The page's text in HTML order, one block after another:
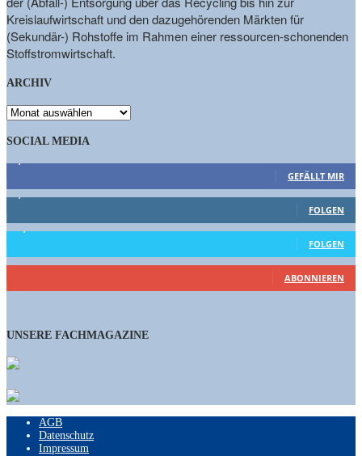
Kreislaufwirtschaft und den dazugehörenden Märkten für
(Sekundär-) Rohstoffe im Rahmen einer ressourcen-schonenden
Stoffstromwirtschaft.
ARCHIV
ARCHIV
SOCIAL MEDIA
GEFÄLLT MIR
1,662 Follower
FOLGEN
15,658 Follower
FOLGEN
460 Abonnenten
ABONNIEREN
UNSERE FACHMAGAZINE
AGB
Datenschutz
Impressum